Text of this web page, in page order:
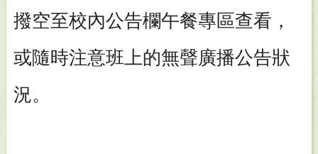
撥空至校內公告欄午餐專區查看，
或隨時注意班上的無聲廣播公告狀
況。